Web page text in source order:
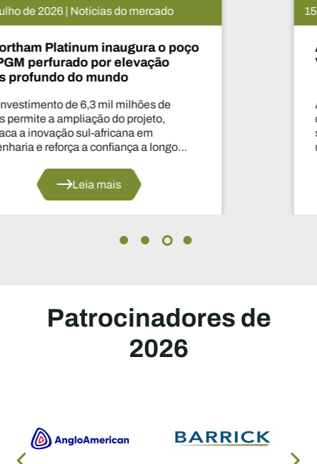
15 de julho de 2026 | Notícias do mercado
A De Beers suspende o projeto
Venetia. O que vai acontecer agora?
A suspensão da produção durante dois anos
constitui uma das decisões mais
significativas dos últimos anos no que diz
respeito ao abastecimento do setor.
Patrocinadores de
2026